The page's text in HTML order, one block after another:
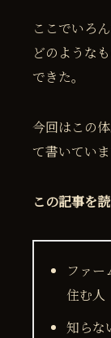
ここでいろ
どのような
できた。
今回はこの
て書いていま
この記事を
ファー
住む人
知らな